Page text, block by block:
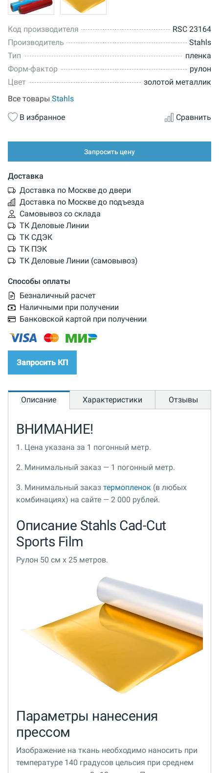
Код производителя
RSC 23164
Производитель
Stahls
Тип
пленка
Форм-фактор
рулон
Цвет
золотой металлик
Все товары Stahls
В избранное
Сравнить
Запросить цену
Доставка
Доставка по Москве до двери
Доставка по Москве до подъезда
Самовывоз со склада
ТК Деловые Линии
ТК СДЭК
ТК ПЭК
ТК Деловые Линии (самовывоз)
Способы оплаты
Безналичный расчет
Наличными при получении
Банковской картой при получении
Запросить КП
Описание Характеристики Отзывы
ВНИМАНИЕ!
1. Цена указана за 1 погонный метр.
2. Минимальный заказ — 1 погонный метр.
3. Минимальный заказ термопленок (в любых
комбинациях) на сайте — 2 000 рублей.
Описание Stahls Cad-Cut
Sports Film
Рулон 50 см x 25 метров.
Параметры нанесения
прессом
Изображение на ткань необходимо наносить при
температуре 140 градусов цельсия при среднем